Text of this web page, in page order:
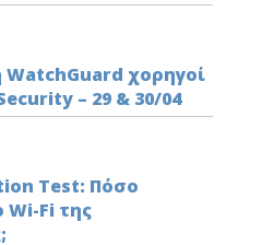
WatchGuard χορηγοί
– 29 & 30/04
Test: Πόσο
Wi-Fi της